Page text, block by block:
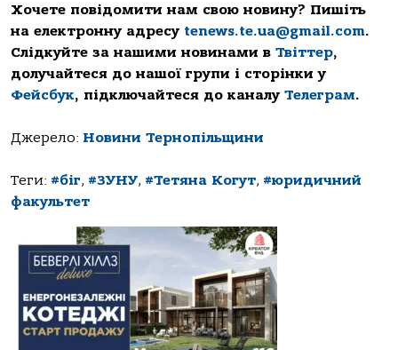
Хочете повідомити нам свою новину? Пишіть
на електронну адресу tenews.te.ua@gmail.com.
Слідкуйте за нашими новинами в Твіттер,
долучайтеся до нашої групи і сторінки у
Фейсбук, підключайтеся до каналу Телеграм.
Джерело: Новини Тернопільщини
Теги: #біг, #ЗУНУ, #Тетянa Когут, #юридичний
факультет